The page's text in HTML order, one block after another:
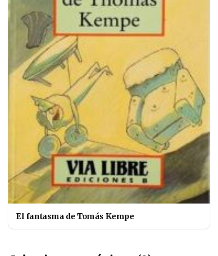
El fantasma de Tomás Kempe